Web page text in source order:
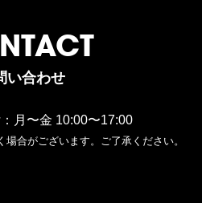
い合わせ
月〜金 10:00〜17:00
合がございます。ご了承ください。